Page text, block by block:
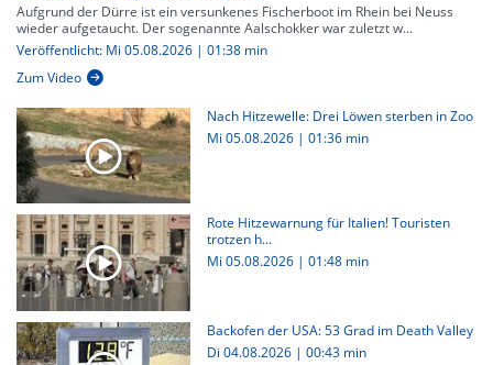
Aufgrund der Dürre ist ein versunkenes Fischerboot im Rhein bei Neuss
wieder aufgetaucht. Der sogenannte Aalschokker war zuletzt w...
Veröffentlicht: Mi 05.08.2026 | 01:38 min
Zum Video
Nach Hitzewelle: Drei Löwen sterben in Zoo
Mi 05.08.2026 | 01:36 min
Rote Hitzewarnung für Italien! Touristen
trotzen h...
Mi 05.08.2026 | 01:48 min
Backofen der USA: 53 Grad im Death Valley
Di 04.08.2026 | 00:43 min